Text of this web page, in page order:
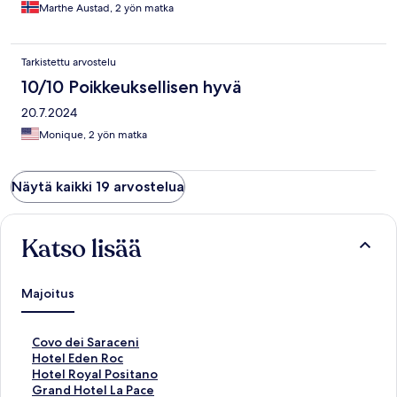
Marthe Austad, 2 yön matka
Tarkistettu arvostelu
10/10 Poikkeuksellisen hyvä
20.7.2024
Monique, 2 yön matka
Näytä kaikki 19 arvostelua
Katso lisää
Majoitus
Covo dei Saraceni
K
o
h
t
Hotel Eden Roc
K
o
h
Hotel Royal Positano
K
o
Grand Hotel La Pace
K